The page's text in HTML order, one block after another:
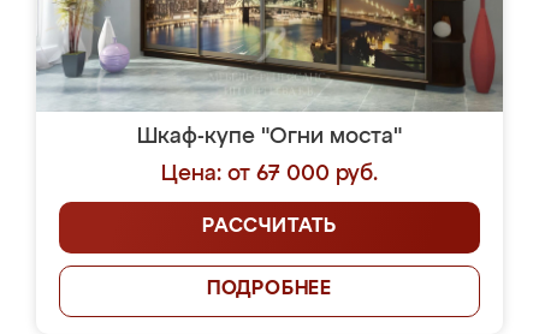
Шкаф-купе "Огни моста"
Цена: от 67 000 руб.
РАССЧИТАТЬ
ПОДРОБНЕЕ